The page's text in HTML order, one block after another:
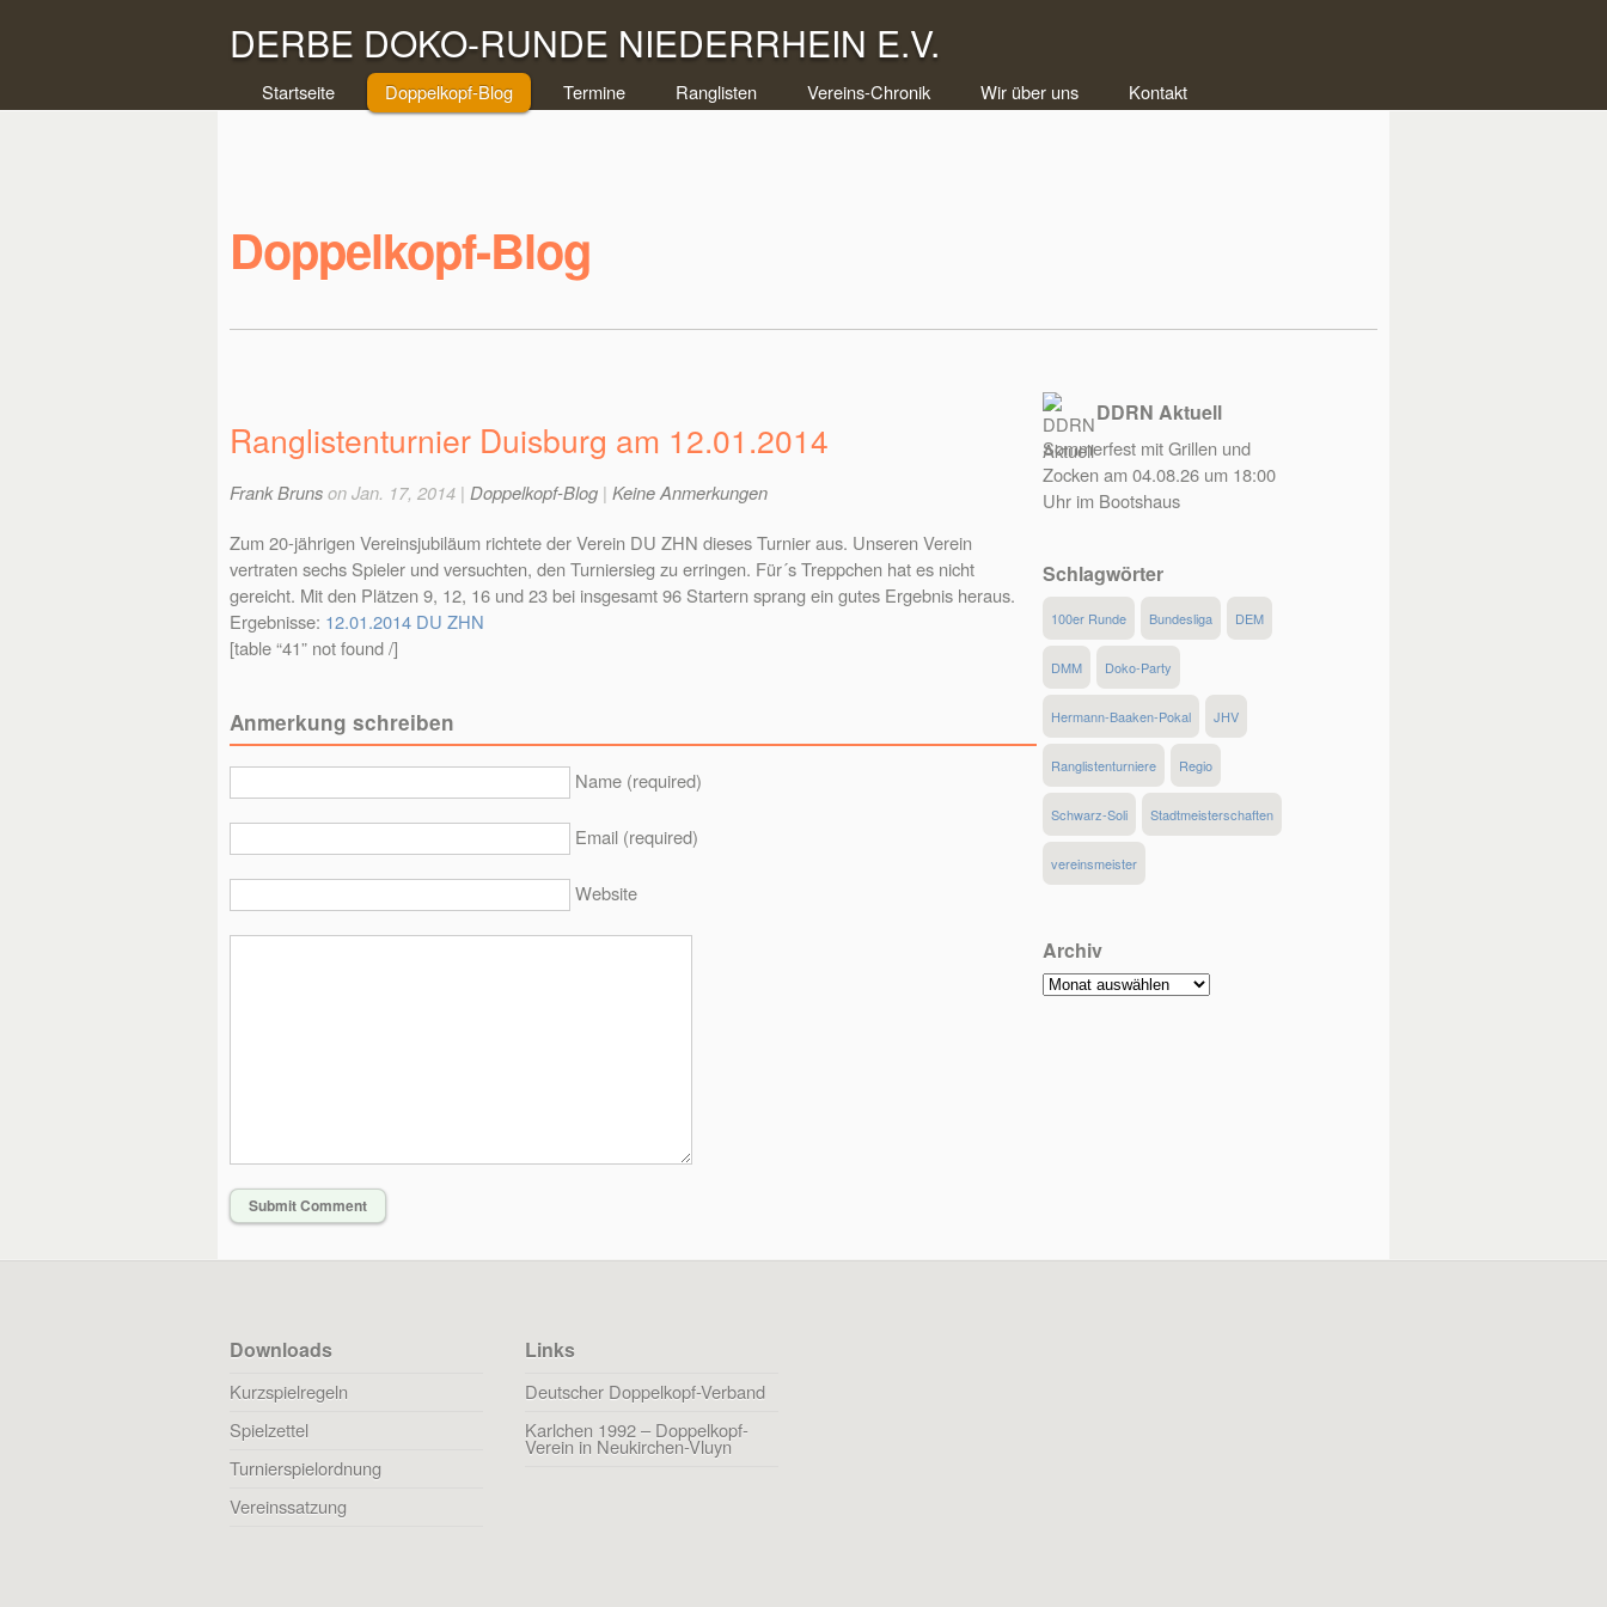
DERBE DOKO-RUNDE NIEDERRHEIN E.V.
Startseite Doppelkopf-Blog Termine Ranglisten Vereins-Chronik Wir über uns Kontakt
Doppelkopf-Blog
Ranglistenturnier Duisburg am 12.01.2014
Frank Brunson Jan. 17, 2014 | Doppelkopf-Blog | Keine Anmerkungen
Zum 20-jährigen Vereinsjubiläum richtete der Verein DU ZHN dieses Turnier aus. Unseren Verein
vertraten sechs Spieler und versuchten, den Turniersieg zu erringen. Für´s Treppchen hat es nicht
gereicht. Mit den Plätzen 9, 12, 16 und 23 bei insgesamt 96 Startern sprang ein gutes Ergebnis heraus.
Ergebnisse: 12.01.2014 DU ZHN
[table “41” not found /]
Anmerkung schreiben
Name (required)
Email (required)
Website
DDRN Aktuell
Sommerfest mit Grillen und
Zocken am 04.08.26 um 18:00
Uhr im Bootshaus
Schlagwörter
100er Runde Bundesliga DEM
DMM Doko-Party
Hermann-Baaken-Pokal JHV
Ranglistenturniere Regio
Schwarz-Soli Stadtmeisterschaften
vereinsmeister
Archiv
Archiv
Downloads
Kurzspielregeln
Spielzettel
Turnierspielordnung
Vereinssatzung
Links
Deutscher Doppelkopf-Verband
Karlchen 1992 – Doppelkopf-
Verein in Neukirchen-Vluyn